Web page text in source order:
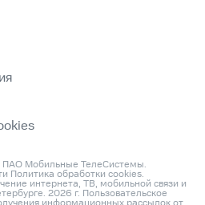
ПАО Мобильные ТелеСистемы.
Политика обработки cookies.
интернета, ТВ, мобильной связи и
2026 г. Пользовательское